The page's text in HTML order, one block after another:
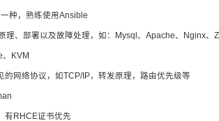
种，熟练使用Ansible
理、部署以及故障处理，如：Mysql、Apache、Nginx、
KVM
网络协议，如TCP/IP，转发原理，路由优先级等
有RHCE证书优先